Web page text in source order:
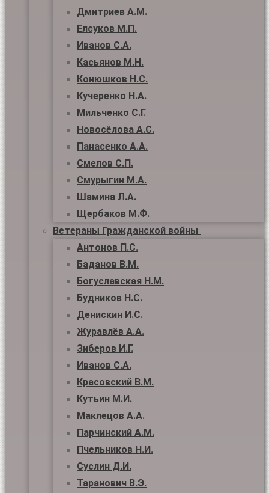
Дмитриев А.М.
Елсуков М.П.
Иванов С.А.
Касьянов М.Н.
Конюшков Н.С.
Кучеренко Н.А.
Мильченко С.Г.
Новосёлова А.С.
Панасенко А.А.
Смелов С.П.
Смурыгин М.А.
Шамина Л.А.
Щербаков М.Ф.
Ветераны Гражданской войны
Антонов П.С.
Баданов В.М.
Богуславская Н.М.
Будников Н.С.
Денискин И.С.
Журавлёв А.А.
Зиберов И.Г.
Иванов С.А.
Красовский В.М.
Кутьин М.И.
Маклецов А.А.
Парчинский А.М.
Пчельников Н.И.
Суслин Д.И.
Таранович В.Э.